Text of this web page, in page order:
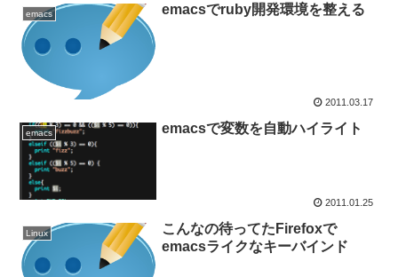
emacs emacsでruby開発環境を整える
2011.03.17
emacs emacsで変数を自動ハイライト
2011.01.25
Linux
こんなの待ってたFirefoxで
emacsライクなキーバインド